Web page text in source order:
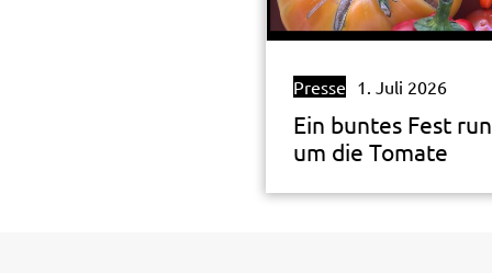
Presse 1. Juli 2026
Ein buntes Fest
um die Tomate